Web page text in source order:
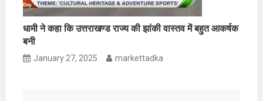
धामी ने कहा कि उत्तराखण्ड राज्य की झांकी वास्तव में बहुत आकर्षक
बनी
January 27, 2025 markettadka